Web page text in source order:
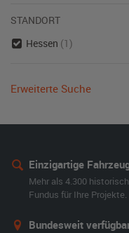
STANDORT
Hessen (1)
Erweiterte Suche
Einzigartige
Mehr als 4.300
Fundus für Ihre Projekte.
Bundesweit